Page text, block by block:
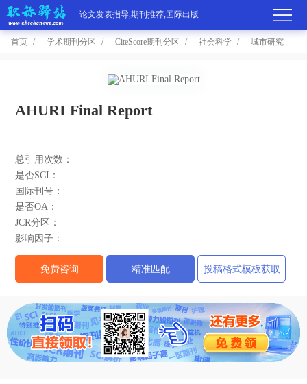
论文发表指导,期刊推荐,国际出版
态
范
于
首页 学术期刊分区 CiteScore期刊分区 社会科学 城市研究
AHURI Final Report
总引用次数：
是否SCI：
国际刊号：
是否OA：
JCR分区：
影响因子：
免费咨询 精准匹配 投稿格式模板获取